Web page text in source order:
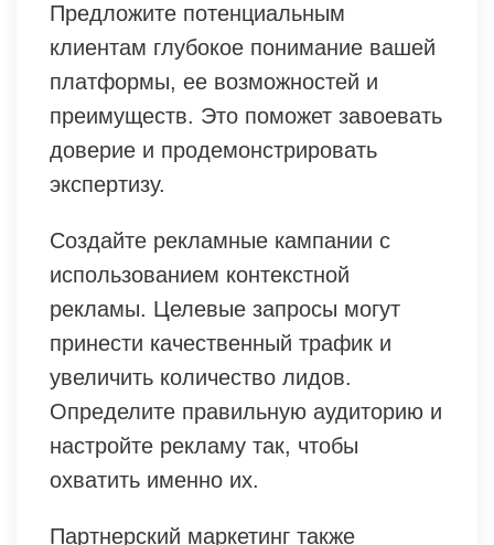
Предложите потенциальным
клиентам глубокое понимание вашей
платформы, ее возможностей и
преимуществ. Это поможет завоевать
доверие и продемонстрировать
экспертизу.
Создайте рекламные кампании с
использованием контекстной
рекламы. Целевые запросы могут
принести качественный трафик и
увеличить количество лидов.
Определите правильную аудиторию и
настройте рекламу так, чтобы
охватить именно их.
Партнерский маркетинг также